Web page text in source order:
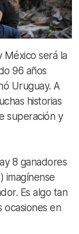
México será la
96 años
Uruguay. A
historias
superación y
8 ganadores
imagínense
Es algo tan
en